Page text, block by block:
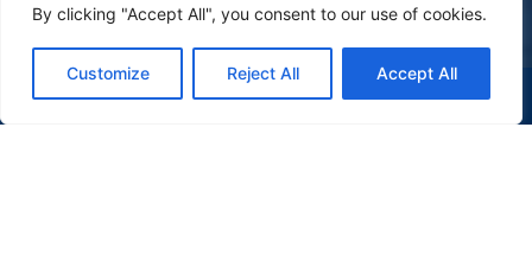
By clicking "Accept All", you consent to our use of cookies.
Customize Reject All Accept All
(47) 9 9977-7630